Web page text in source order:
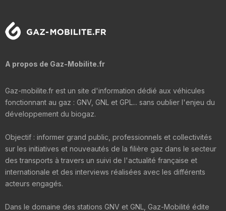
A propos de Gaz-Mobilite.fr
Gaz-mobilite.fr est un site d'information dédié aux véhicules
fonctionnant au gaz : GNV, GNL et GPL... sans oublier l'enjeu du
développement du biogaz.
Objectif : informer grand public, professionnels et collectivités
sur les initiatives et nouveautés de la filière gaz dans le secteur
des transports à travers un suivi de l'actualité française et
internationale et des interviews réalisées avec les différents
acteurs engagés.
Dans le domaine des stations GNV et GNL, Gaz-Mobilité édite